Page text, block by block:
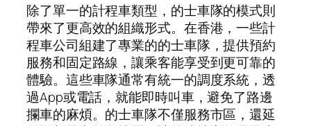
除了單一的計程車類型，的士車隊的模式則
帶來了更高效的組織形式。在香港，一些計
程車公司組建了專業的的士車隊，提供預約
服務和固定路線，讓乘客能享受到更可靠的
體驗。這些車隊通常有統一的調度系統，透
過App或電話，就能即時叫車，避免了路邊
攔車的麻煩。的士車隊不僅服務市區，還延